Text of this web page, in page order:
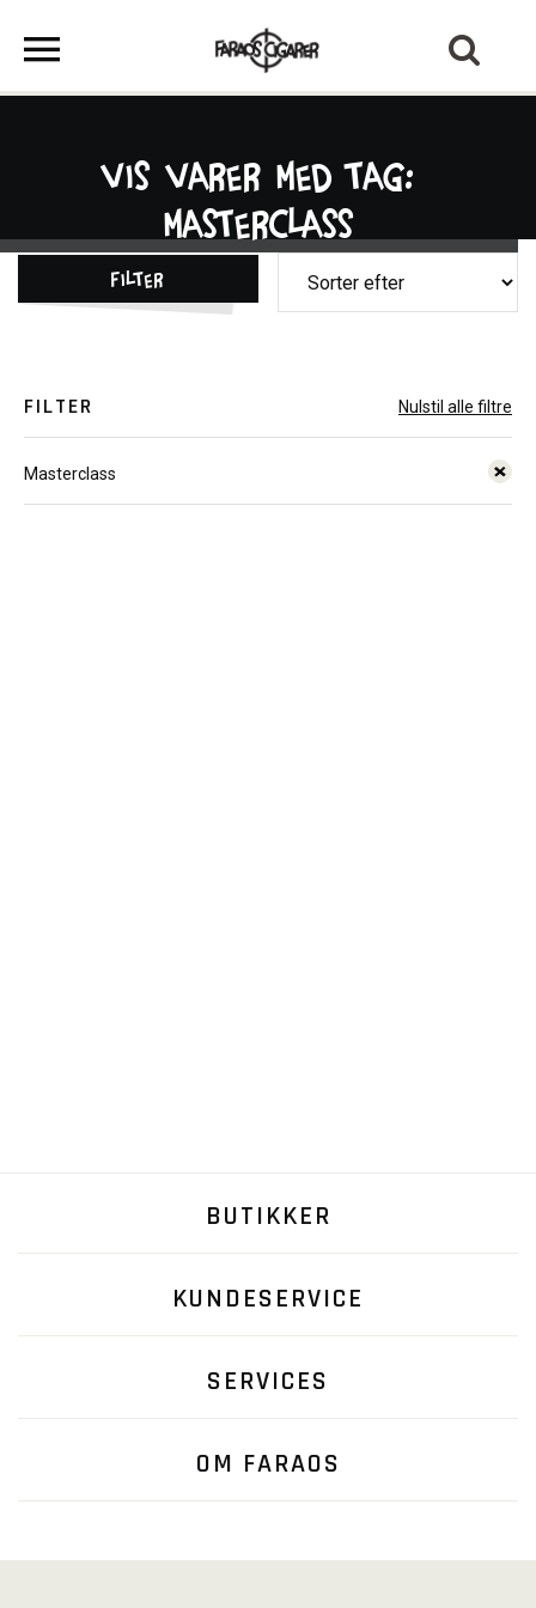
Vis varer med tag:
Masterclass
Filter
FILTER Nulstil alle filtre
Masterclass
BUTIKKER
KUNDESERVICE
SERVICES
OM FARAOS